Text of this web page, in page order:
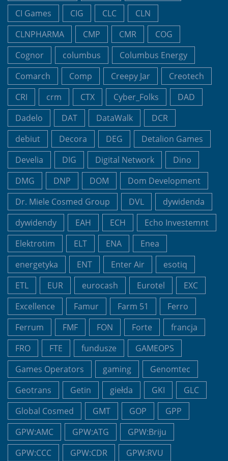
CI Games CIG CLC
CLN
CLNPHARMA
CMP CMR
COG
Cognor
columbus
Columbus Energy
Comarch
Comp Creepy Jar
Creotech
CRI
crm CTX Cyber_Folks
DAD
Dadelo
DAT DataWalk
DCR
debiut
Decora DEG
Detalion Games
Develia
DIG Digital Network
Dino
DMG
DNP DOM
Dom Development
Dr. Miele Cosmed Group
DVL
dywidenda
dywidendy
EAH ECH
Echo Investemnt
Elektrotim
ELT ENA
Enea
energetyka
ENT Enter Air
esotiq
ETL
EUR eurocash Eurotel
EXC
Excellence
Famur Farm 51
Ferro
Ferrum
FMF FON Forte
francja
FRO
FTE fundusze
GAMEOPS
Games Operators
gaming
Genomtec
Geotrans
Getin giełda GKI
GLC
Global Cosmed
GMT GOP
GPP
GPW:AMC
GPW:ATG
GPW:Briju
GPW:CCC
GPW:CDR
GPW:RVU